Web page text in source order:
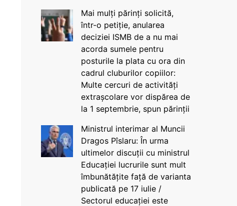
Mai mulți părinți solicită,
într-o petiție, anularea
deciziei ISMB de a nu mai
acorda sumele pentru
posturile la plata cu ora din
cadrul cluburilor copiilor:
Multe cercuri de activități
extrașcolare vor dispărea de
la 1 septembrie, spun părinții
Ministrul interimar al Muncii
Dragos Pîslaru: În urma
ultimelor discuții cu ministrul
Educației lucrurile sunt mult
îmbunătățite față de varianta
publicată pe 17 iulie /
Sectorul educației este